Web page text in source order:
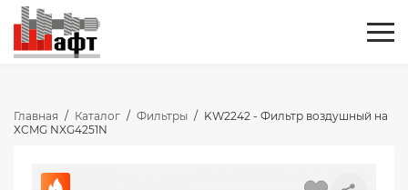
Главная / Каталог / Фильтры / KW2242 - Фильтр воздушный на
XCMG NXG4251N